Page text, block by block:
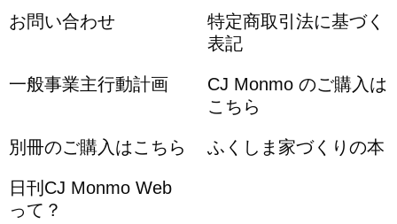
お問い合わせ
特定商取引法に基づく
表記
一般事業主行動計画
CJ Monmo のご購入は
こちら
別冊のご購入はこちら ふくしま家づくりの本
日刊CJ Monmo Web
って？